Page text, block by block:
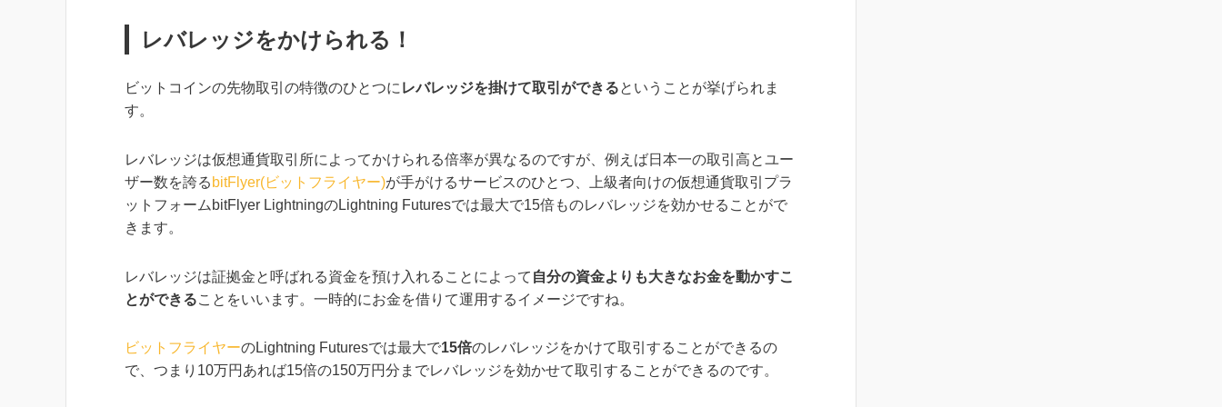
レバレッジをかけられる！
ビットコインの先物取引の特徴のひとつに レバレッジを掛けて取引ができるということが挙げられま
す。
レバレッジは仮想通貨取引所によってかけられる倍率が異なるのですが、例えば日本一の取引高とユー
ザー数を誇る bitFlyer(ビットフライヤー)が手がけるサービスのひとつ、上級者向けの仮想通貨取引プラ
ットフォームbitFlyer LightningのLightning Futuresでは最大で15倍ものレバレッジを効かせることがで
きます。
レバレッジは証拠金と呼ばれる資金を預け入れることによって 自分の資金よりも大きなお金を動かすこ
とができることをいいます。一時的にお金を借りて運用するイメージですね。
ビットフライヤーのLightning Futuresでは最大で15倍のレバレッジをかけて取引することができるの
で、つまり10万円あれば15倍の150万円分までレバレッジを効かせて取引することができるのです。